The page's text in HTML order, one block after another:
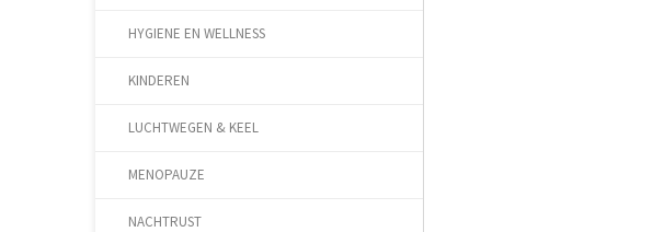
HYGIENE EN WELLNESS
KINDEREN
LUCHTWEGEN & KEEL
MENOPAUZE
NACHTRUST